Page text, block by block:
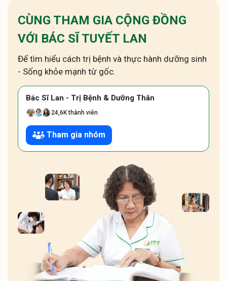
CÙNG THAM GIA CỘNG ĐỒNG
VỚI BÁC SĨ TUYẾT LAN
Để tìm hiểu cách trị bệnh và thực hành dưỡng sinh
- Sống khỏe mạnh từ gốc.
Bác Sĩ Lan - Trị Bệnh & Dưỡng Thân
24,6K thành viên
Tham gia nhóm